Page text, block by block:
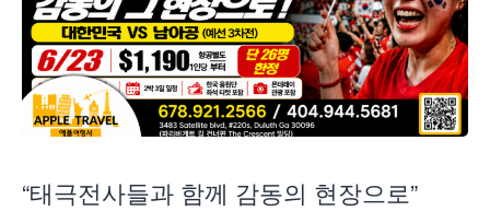
“태극전사들과 함께 감동의 현장으로”